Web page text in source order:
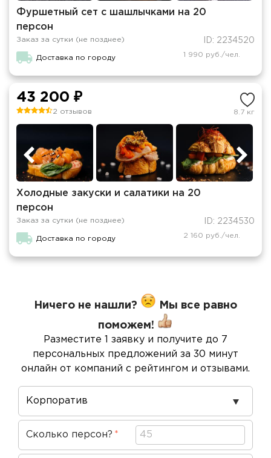
Фуршетный сет с шашлычками на 20
персон
Заказ за сутки (не позднее) ID: 2234520
Доставка по городу 1 990 руб./чел.
43 200 ₽
2 отзывов 8.7 кг
Холодные закуски и салатики на 20
персон
Заказ за сутки (не позднее) ID: 2234530
Доставка по городу 2 160 руб./чел.
Ничего не нашли? Мы все равно
поможем!
Разместите 1 заявку и получите до 7
персональных предложений за 30 минут
онлайн от компаний с рейтингом и отзывами.
Повод
проведения
Сколько персон?